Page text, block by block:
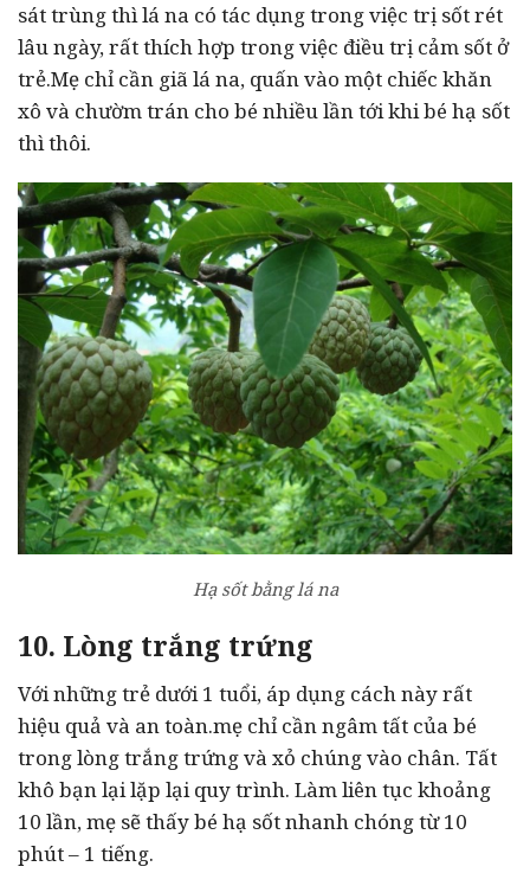
sát trùng thì lá na có tác dụng trong việc trị sốt rét
lâu ngày, rất thích hợp trong việc điều trị cảm sốt ở
trẻ.Mẹ chỉ cần giã lá na, quấn vào một chiếc khăn
xô và chườm trán cho bé nhiều lần tới khi bé hạ sốt
thì thôi.
Hạ sốt bằng lá na
10. Lòng trắng trứng
Với những trẻ dưới 1 tuổi, áp dụng cách này rất
hiệu quả và an toàn.mẹ chỉ cần ngâm tất của bé
trong lòng trắng trứng và xỏ chúng vào chân. Tất
khô bạn lại lặp lại quy trình. Làm liên tục khoảng
10 lần, mẹ sẽ thấy bé hạ sốt nhanh chóng từ 10
phút – 1 tiếng.